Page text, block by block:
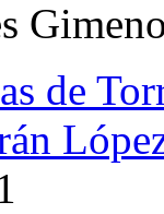
de